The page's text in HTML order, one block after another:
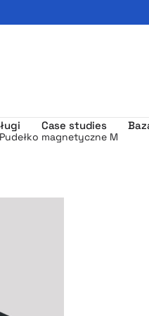
Case studies
Pudełko magnetyczne M